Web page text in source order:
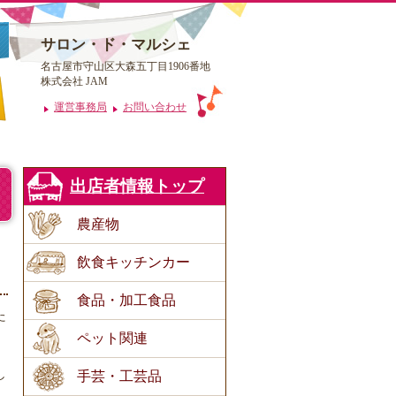
出店者情報トップ
農産物
飲食キッチンカー
食品・加工食品
ペット関連
手芸・工芸品
サロン・ド・マルシェ
名古屋市守山区大森五丁目1906番地
株式会社 JAM
運営事務局 お問い合わせ